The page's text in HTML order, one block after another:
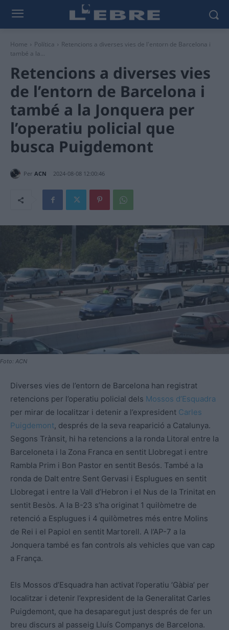
Home Política
Retencions a diverses vies de l'entorn de Barcelona i
també a la...
Retencions a diverses vies
de l’entorn de Barcelona i
també a la Jonquera per
l’operatiu policial que
busca Puigdemont
Per ACN 2024-08-08 12:00:46
Foto: ACN
Diverses vies de l’entorn de Barcelona han registrat
retencions per l’operatiu policial dels Mossos d’Esquadra
per mirar de localitzar i detenir a l’expresident Carles
Puigdemont, després de la seva reaparició a Catalunya.
Segons Trànsit, hi ha retencions a la ronda Litoral entre la
Barceloneta i la Zona Franca en sentit Llobregat i entre
Rambla Prim i Bon Pastor en sentit Besós. També a la
ronda de Dalt entre Sent Gervasi i Esplugues en sentit
Llobregat i entre la Vall d’Hebron i el Nus de la Trinitat en
sentit Besòs. A la B-23 s’ha originat 1 quilòmetre de
retenció a Esplugues i 4 quilòmetres més entre Molins
de Rei i el Papiol en sentit Martorell. A l’AP-7 a la
Jonquera també es fan controls als vehicles que van cap
a França.
Els Mossos d’Esquadra han activat l’operatiu ‘Gàbia’ per
localitzar i detenir l’expresident de la Generalitat Carles
Puigdemont, que ha desaparegut just després de fer un
breu discurs al passeig Lluís Companys de Barcelona.